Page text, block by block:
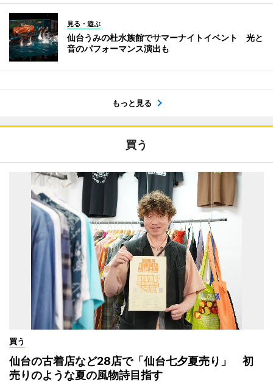
見る・遊ぶ
仙台うみの杜水族館でサマーナイトイベント 光と
音のパフォーマンス演出も
もっと見る
買う
買う
仙台の古着店など28店で「仙台七夕夏売り」 初
売りのような夏の風物詩目指す